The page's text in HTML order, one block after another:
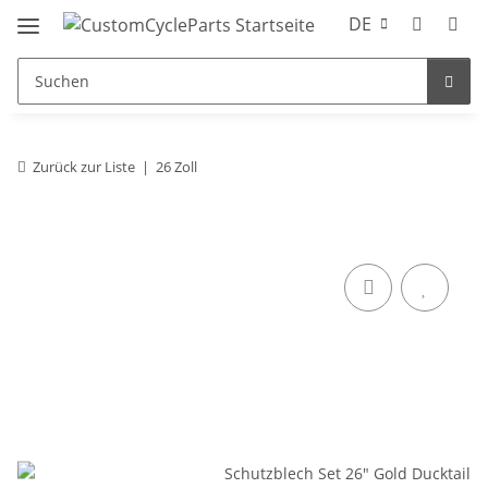
DE
Zurück zur Liste 26 Zoll